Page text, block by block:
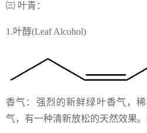
㈢ 叶青：
1.叶醇(Leaf Alcohol)
香气：强烈的新鲜绿叶香气，
气，有一种清新放松的天然效果。